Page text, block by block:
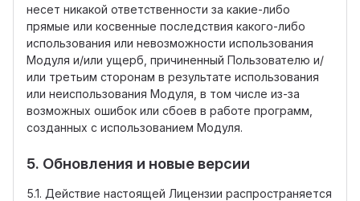
несет никакой ответственности за какие-либо
прямые или косвенные последствия какого-либо
использования или невозможности использования
Модуля и/или ущерб, причиненный Пользователю и/
или третьим сторонам в результате использования
или неиспользования Модуля, в том числе из-за
возможных ошибок или сбоев в работе программ,
созданных с использованием Модуля.
5. Обновления и новые версии
5.1. Действие настоящей Лицензии распространяется